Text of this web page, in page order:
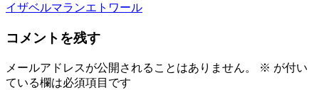
イザベルマランエトワール
コメントを残す
メールアドレスが公開されることはありません。 ※ が付い
ている欄は必須項目です